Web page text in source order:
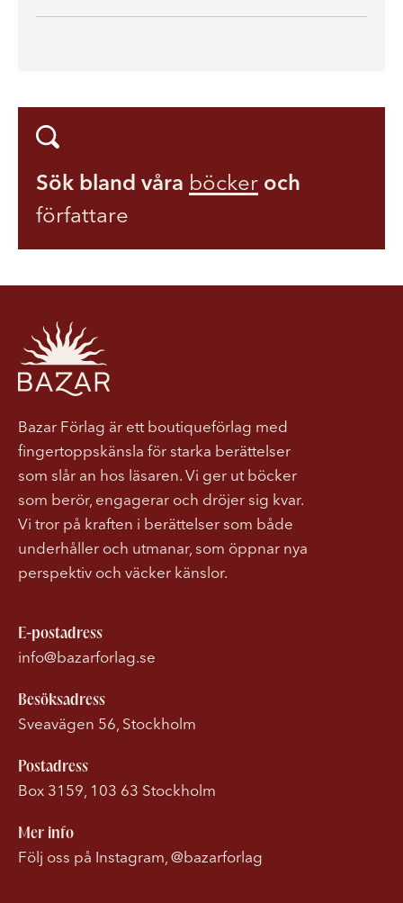
Sök bland våra böcker och
författare
Bazar Förlag är ett boutiqueförlag med
fingertoppskänsla för starka berättelser
som slår an hos läsaren. Vi ger ut böcker
som berör, engagerar och dröjer sig kvar.
Vi tror på kraften i berättelser som både
underhåller och utmanar, som öppnar nya
perspektiv och väcker känslor.
E-postadress
info@bazarforlag.se
Besöksadress
Sveavägen 56, Stockholm
Postadress
Box 3159, 103 63 Stockholm
Mer info
Följ oss på Instagram, @bazarforlag